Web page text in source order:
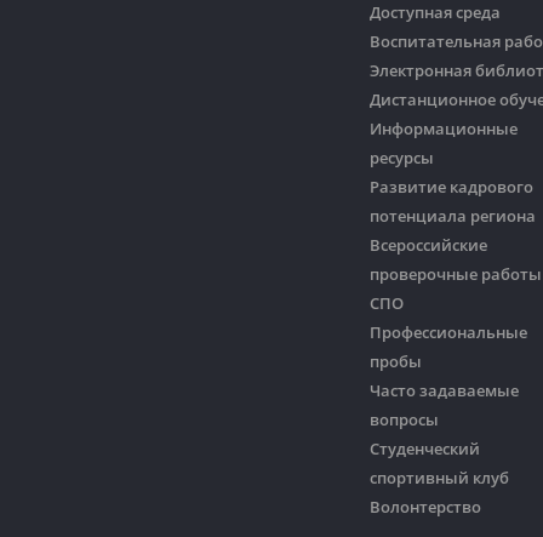
Доступная среда
Воспитательная
Электронная
Дистанционное
Информационные
ресурсы
Развитие кадрового
потенциала региона
Всероссийские
проверочные работы
СПО
Профессиональные
пробы
Часто задаваемые
вопросы
Студенческий
спортивный клуб
Волонтерство